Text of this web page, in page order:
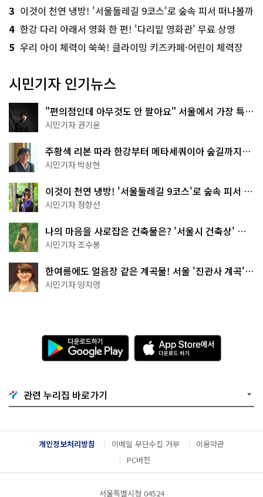
3 이것이 천연 냉방! '서울둘레길 9코스'로 숲속 피서 떠나볼까
4 한강 다리 아래서 영화 한 편! '다리밑 영화관' 무료 상영
5 우리 아이 체력이 쑥쑥! 클라이밍 키즈카페·어린이 체력장
시민기자 인기뉴스
"편의점인데 아무것도 안 팔아요" 서울에서 가장 특별
한 편의점의 정체
시민기자 권기윤
주황색 리본 따라 한강부터 메타세쿼이아 숲길까지…
서울둘레길 15코스
시민기자 박상현
이것이 천연 냉방! '서울둘레길 9코스'로 숲속 피서 떠
나볼까
시민기자 정향선
나의 마음을 사로잡은 건축물은? '서울시 건축상' 수
상작 공개!
시민기자 조수봉
한여름에도 얼음장 같은 계곡물! 서울 '진관사 계곡'이
천국이네~
시민기자 양지영
다
운
로
기
G
o
g
l
e
A
p
p
e
서
다
운
관련 누리집 바로가기
개인정보처리방침 이메일 무단수집 거부
이용약관
PC버전
서울특별시청 04524